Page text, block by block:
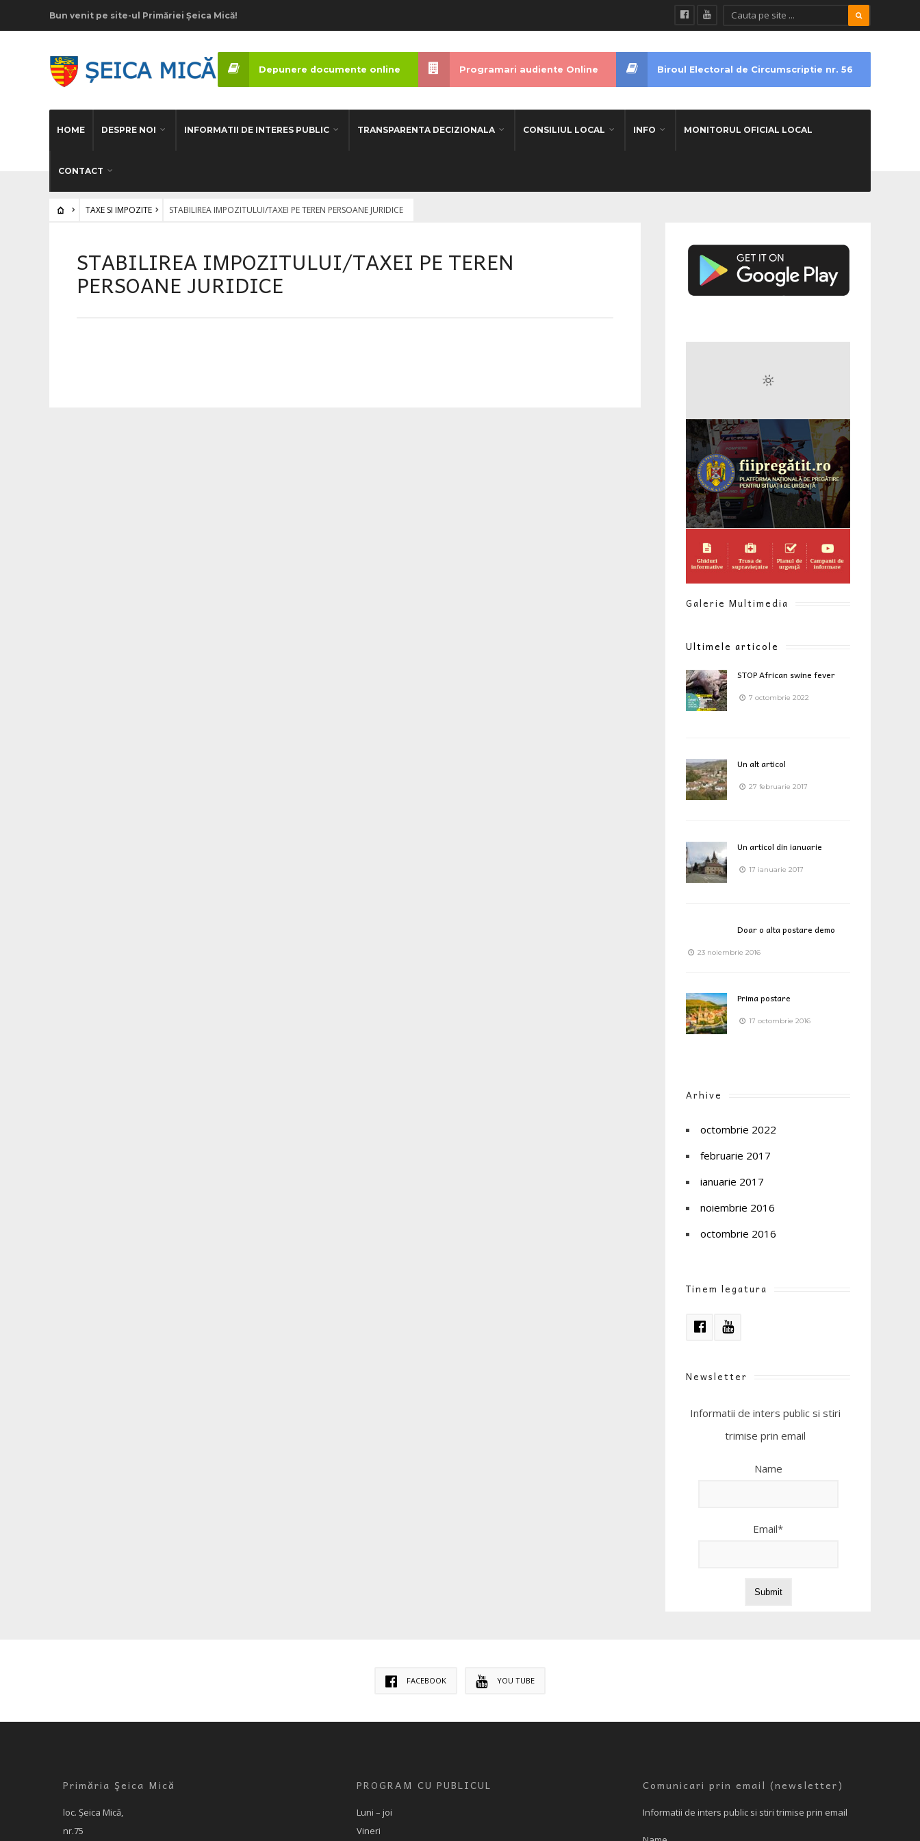
Bun venit pe site-ul Primăriei Șeica Mică!
HOME DESPRE NOI INFORMATII DE INTERES PUBLIC TRANSPARENTA DECIZIONALA CONSILIUL LOCAL INFO MONITORUL OFICIAL LOCAL
CONTACT
Depunere documente online Programari audiente Online Biroul Electoral de Circumscriptie nr. 56
TAXE SI IMPOZITE STABILIREA IMPOZITULUI/TAXEI PE TEREN PERSOANE JURIDICE
STABILIREA IMPOZITULUI/TAXEI PE TEREN
PERSOANE JURIDICE
Galerie Multimedia
Ultimele articole
STOP African swine fever
7 octombrie 2022
Un alt articol
27 februarie 2017
Un articol din ianuarie
17 ianuarie 2017
Doar o alta postare demo
23 noiembrie 2016
Prima postare
17 octombrie 2016
Arhive
octombrie 2022
februarie 2017
ianuarie 2017
noiembrie 2016
octombrie 2016
Tinem legatura
Newsletter
Informatii de inters public si stiri
trimise prin email
Name
Email*
FACEBOOK YOU TUBE
Primăria Şeica Mică
loc. Şeica Mică,
nr.75
PROGRAM CU PUBLICUL
Luni – joi
Vineri
Comunicari prin email (newsletter)
Informatii de inters public si stiri trimise prin email